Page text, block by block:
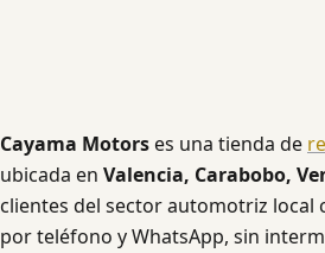
Cayama Motorses una tienda de
ubicada en Valencia, Carabobo,
clientes del sector automotriz local
por teléfono y WhatsApp, sin